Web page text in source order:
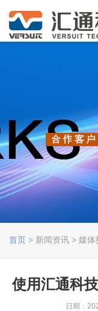
首页 > 新闻资讯 > 媒体
使用汇通科
日期：